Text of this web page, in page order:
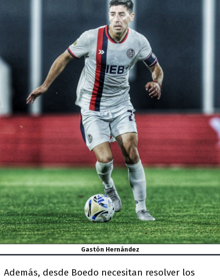
Gastón Hernández
Además, desde Boedo necesitan resolver los